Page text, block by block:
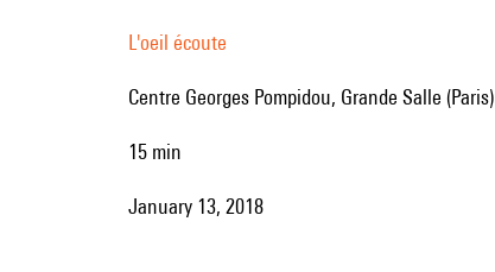
L'oeil écoute
Centre Georges Pompidou, Grande Salle (Paris)
15 min
January 13, 2018